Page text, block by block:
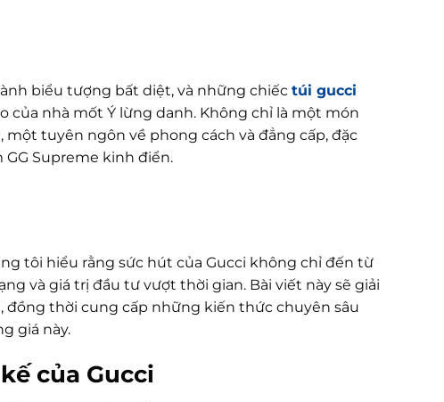
biểu tượng bất diệt, và những chiếc túi gucci
của nhà mốt Ý lừng danh. Không chỉ là một món
tuyên ngôn về phong cách và đẳng cấp, đặc
Supreme kinh điển.
tôi hiểu rằng sức hút của Gucci không chỉ đến từ
và giá trị đầu tư vượt thời gian. Bài viết này sẽ giải
, đồng thời cung cấp những kiến thức chuyên sâu
giá này.
của Gucci